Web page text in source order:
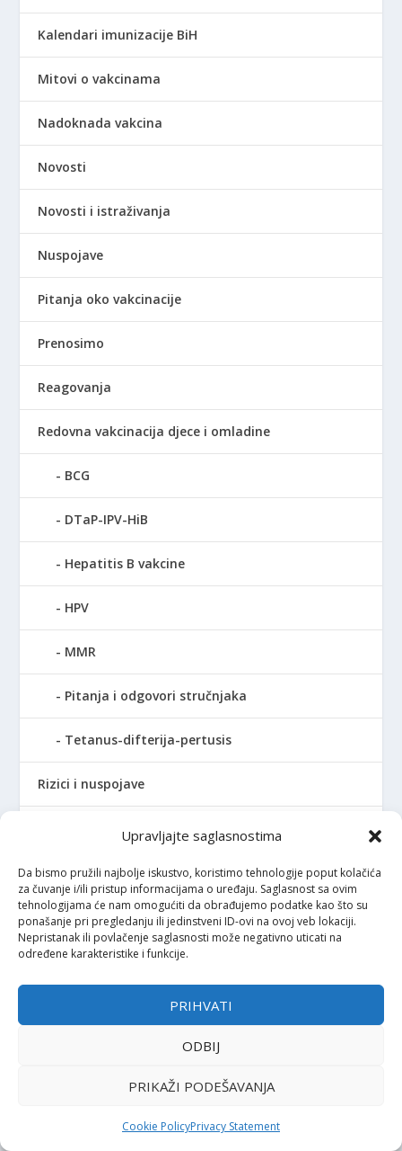
Upravljajte saglasnostima
Da bismo pružili najbolje iskustvo, koristimo tehnologije poput kolačića
za čuvanje i/ili pristup informacijama o uređaju. Saglasnost sa ovim
tehnologijama će nam omogućiti da obrađujemo podatke kao što su
ponašanje pri pregledanju ili jedinstveni ID-ovi na ovoj veb lokaciji.
Nepristanak ili povlačenje saglasnosti može negativno uticati na
određene karakteristike i funkcije.
PRIHVATI
ODBIJ
PRIKAŽI PODEŠAVANJA
Cookie PolicyPrivacy Statement
Kalendari imunizacije BiH
Mitovi o vakcinama
Nadoknada vakcina
Novosti
Novosti i istraživanja
Nuspojave
Pitanja oko vakcinacije
Prenosimo
Reagovanja
Redovna vakcinacija djece i omladine
BCG
DTaP-IPV-HiB
Hepatitis B vakcine
HPV
MMR
Pitanja i odgovori stručnjaka
Tetanus-difterija-pertusis
Rizici i nuspojave
Sigurnost i kvalitet vakcina
Stručnjaci o
Video